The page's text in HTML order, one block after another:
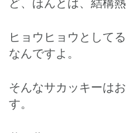
ど、ほんとは、結構
ヒョウヒョウとして
なんですよ。
そんなサカッキーは
す。